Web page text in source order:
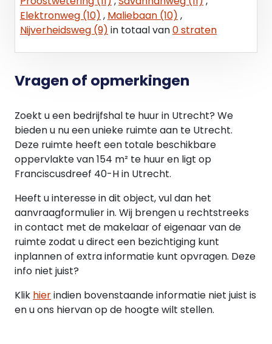
omgevingsvergunning detailhandel toe te staan in
keukens, badkamers, tegels en sanitair en
daarmee rechtstreeks samenhangende artikelen
materialen; woninginrichting (meubels,
vloerbedekking, woningtextiel, verlichting) en
Aanvaarding
Per direct.
Elektronweg (10) , Maliebaan (10) ,
Nijverheidsweg (9) in totaal van0 straten
Vragen of opmerkingen
Zoekt u een bedrijfshal te huur in Utrecht? We
bieden u nu een unieke ruimte aan te Utrecht.
Deze ruimte heeft een totale beschikbare
oppervlakte van 154 m² te huur en ligt op
Franciscusdreef 40-H in Utrecht.
Heeft u interesse in dit object, vul dan het
aanvraagformulier in. Wij brengen u rechtstreeks
in contact met de makelaar of eigenaar van de
ruimte zodat u direct een bezichtiging kunt
inplannen of extra informatie kunt opvragen. Deze
info niet juist?
Klik hierindien bovenstaande informatie niet juist is
en u ons hiervan op de hoogte wilt stellen.